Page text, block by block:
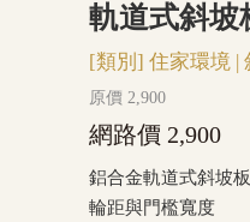
軌道式斜坡
[類別] 住家環境 |
原價 2,900
網路價 2,900
鋁合金軌道式斜坡
輪距與門檻寬度